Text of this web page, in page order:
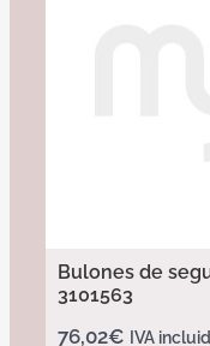
Bulones de
3101563
76,02€ IVA